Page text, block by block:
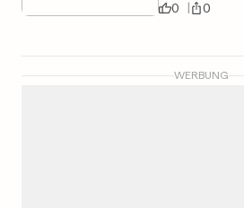
0 0
WERBUNG